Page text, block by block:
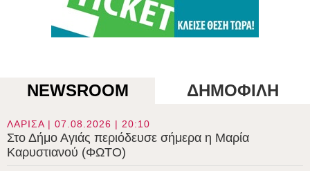
NEWSROOM ΔΗΜΟΦΙΛΗ
ΛΑΡΙΣΑ | 07.08.2026 | 20:10
Στο Δήμο Αγιάς περιόδευσε σήμερα η Μαρία
Καρυστιανού (ΦΩΤΟ)